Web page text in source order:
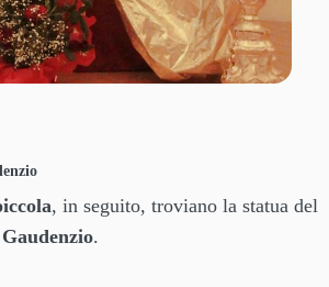
, in seguito, troviano la statua del
.